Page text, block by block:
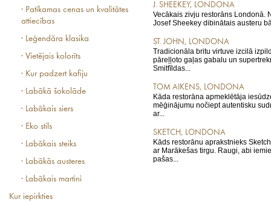
· Patīkamas cenas un kvalitātes
attiecības
· Leģendāra klasika
· Vietējais kolorīts
· Kur padzert kafiju
· Labākā šokolāde
· Labākais siers
· Eko stils
· Labākais steiks
· Labākās austeres
· Labākais martini
Kur iepirkties
J. SHEEKEY, LONDONA
Vecākais zivju restorāns Londonā.
Josef Sheekey dibinātais austeru
ST. JOHN, LONDONA
Tradicionāla britu virtuve izcilā
pāreļļoto gaļas gabalu un
Smitfīldas...
TOM AIKENS, LONDONA
Kāda restorāna apmeklētāja
mēģinājumu nočiept autentisku
ar...
SKETCH, LONDONA
Kāds restorānu aprakstnieks
ar Marākešas tirgu. Raugi, abi
pašas...